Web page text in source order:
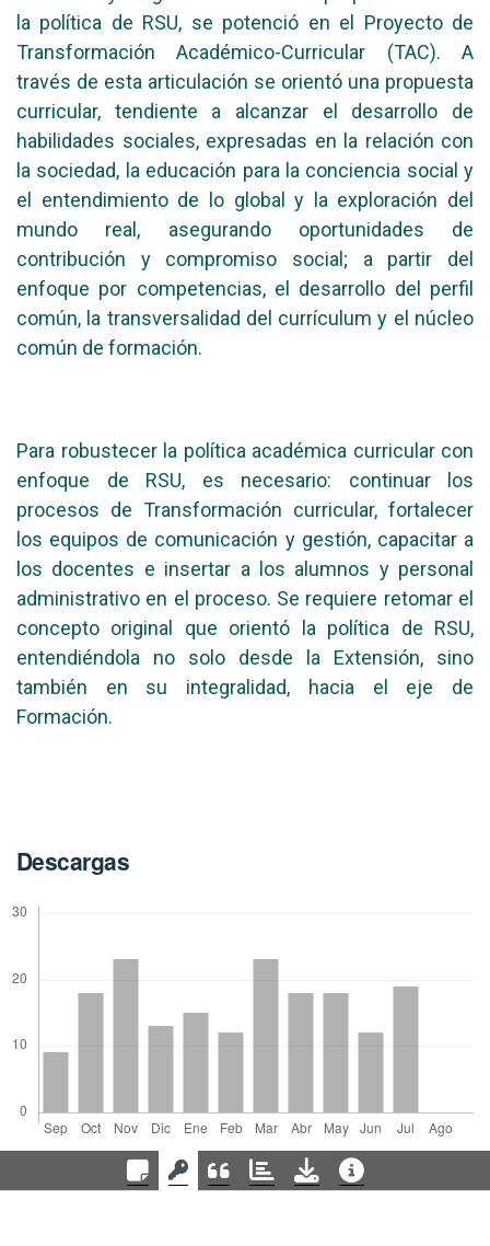
la política de RSU, se potenció en el Proyecto de
Transformación Académico-Curricular (TAC). A
través de esta articulación se orientó una propuesta
curricular, tendiente a alcanzar el desarrollo de
habilidades sociales, expresadas en la relación con
la sociedad, la educación para la conciencia social y
el entendimiento de lo global y la exploración del
mundo real, asegurando oportunidades de
contribución y compromiso social; a partir del
enfoque por competencias, el desarrollo del perfil
común, la transversalidad del currículum y el núcleo
común de formación.
Para robustecer la política académica curricular con
enfoque de RSU, es necesario: continuar los
procesos de Transformación curricular, fortalecer
los equipos de comunicación y gestión, capacitar a
los docentes e insertar a los alumnos y personal
administrativo en el proceso. Se requiere retomar el
concepto original que orientó la política de RSU,
entendiéndola no solo desde la Extensión, sino
también en su integralidad, hacia el eje de
Formación.
Descargas